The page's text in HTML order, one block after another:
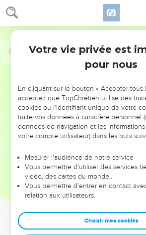
NE MANQUEZ PAS
DE L’ANNÉE
ET SI LEURS ERREURS POUVAIENT
VOTRES ?
leur foi ou leur vision. Mais on voit moins
et les saisons difficiles qu'ils ont traversés,
sont elles qui les ont
Dans cette conférence, leaders,
clés pour avancer avec plus de sagesse
deviennent vos tremplins. Que vous
Psaumes 53
Votre vie privée est
pour nous
En cliquant sur le bouton « Accepter tous
acceptez que TopChrétien utilise des
cookies ou l'identifiant unique de votre
traite vos données à caractère personnel
données de navigation et les
votre compte utilisateur) dans les buts
Mesurer l'audience de notre service
Vous permettre d'utiliser des services
vidéo, des cartes du monde…
Vous permettre d'entrer en contact
relation aux utilisateurs.
Choisir mes cookies